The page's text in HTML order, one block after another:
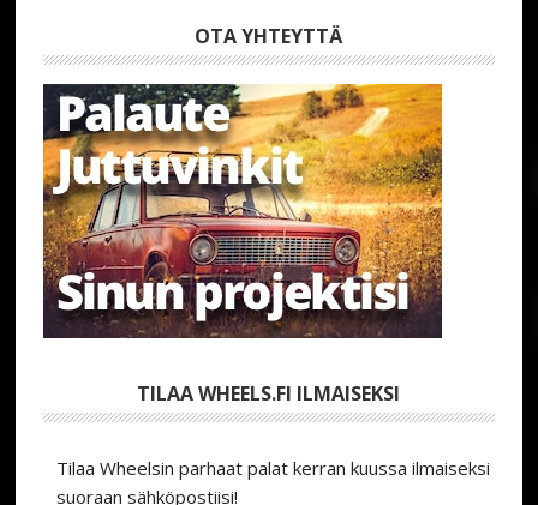
OTA YHTEYTTÄ
TILAA WHEELS.FI ILMAISEKSI
Tilaa Wheelsin parhaat palat kerran kuussa ilmaiseksi
suoraan sähköpostiisi!